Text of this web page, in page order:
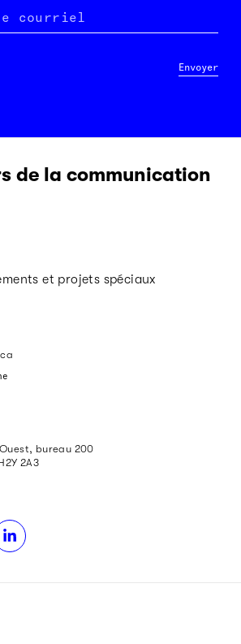
courriel
Envoyer
de la communication
et projets spéciaux
bureau 200
2A3